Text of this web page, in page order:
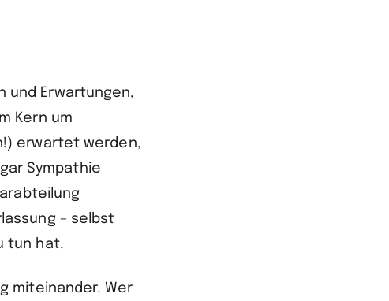
und Erwartungen,
Kern um
erwartet werden,
Sympathie
– selbst
tun hat.
miteinander. Wer